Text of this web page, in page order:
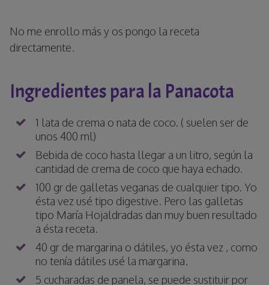
No me enrollo más y os pongo la receta
directamente.
Ingredientes para la Panacota
1 lata de crema o nata de coco. ( suelen ser de
unos 400 ml)
Bebida de coco hasta llegar a un litro, según la
cantidad de crema de coco que haya echado.
100 gr de galletas veganas de cualquier tipo. Yo
ésta vez usé tipo digestive. Pero las galletas
tipo María Hojaldradas dan muy buen resultado
a ésta receta.
40 gr de margarina o dátiles, yo ésta vez , como
no tenía dátiles usé la margarina.
5 cucharadas de panela, se puede sustituir por